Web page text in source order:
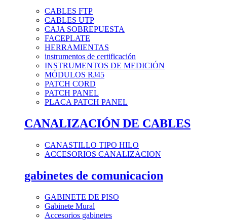
CABLES FTP
CABLES UTP
CAJA SOBREPUESTA
FACEPLATE
HERRAMIENTAS
instrumentos de certificación
INSTRUMENTOS DE MEDICIÓN
MÓDULOS RJ45
PATCH CORD
PATCH PANEL
PLACA PATCH PANEL
CANALIZACIÓN DE CABLES
CANASTILLO TIPO HILO
ACCESORIOS CANALIZACION
gabinetes de comunicacion
GABINETE DE PISO
Gabinete Mural
Accesorios gabinetes